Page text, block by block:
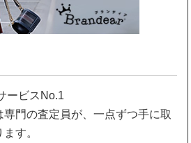
ービスNo.1
門の査定員が、一点ずつ手に取
す。